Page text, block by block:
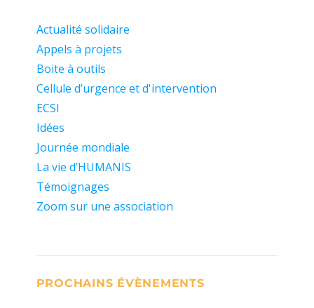
Actualité solidaire
Appels à projets
Boite à outils
Cellule d’urgence et d'intervention
ECSI
Idées
Journée mondiale
La vie d’HUMANIS
Témoignages
Zoom sur une association
PROCHAINS ÉVÈNEMENTS